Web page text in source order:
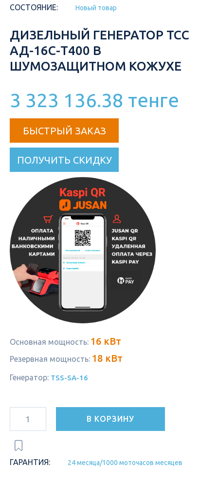
СОСТОЯНИЕ: Новый товар
ДИЗЕЛЬНЫЙ ГЕНЕРАТОР ТСС
АД-16С-Т400 В
ШУМОЗАЩИТНОМ КОЖУХЕ
3 323 136.38 тенге
БЫСТРЫЙ ЗАКАЗ
ПОЛУЧИТЬ СКИДКУ
Основная мощность: 16 кВт
Резервная мощность: 18 кВт
Генератор: TSS-SA-16
В КОРЗИНУ
ГАРАНТИЯ: 24 месяца/1000 моточасов месяцев